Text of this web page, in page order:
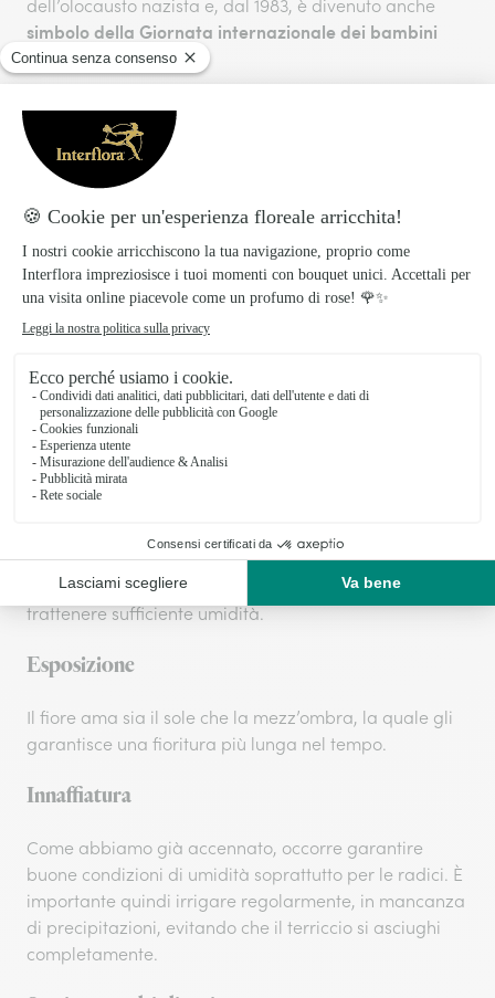
dell’olocausto nazista e, dal 1983, è divenuto anche
simbolo della Giornata internazionale dei bambini
scomparsi.
Una delle ricorrenze più famose in cui si regala questo
fiore è la
Festa dei nonni
delicatezza attribuita al Non ti scordar di me.
Cura e coltivazione del Non ti scordar di me in
giardino
Il Non ti scordar di me è facile da coltivare nelle aiuole,
nei giardini rocciosi ma anche in vaso. Gli esperti
precoce, tra l’estate e l’autunno. L’ideale sono le
sponde di un laghetto, ma è in grado di vivere anche
con le radici completamente sommerse dall’acqua.
Terreno e concimazione
Le piante possono essere messe a dimora verso
ottobre distanziandole di una ventina di centimetri
l’una dall’altra. Il terreno dev’essere ricco e in grado di
trattenere sufficiente umidità.
Esposizione
Il fiore ama sia il sole che la mezz’ombra, la quale gli
garantisce una fioritura più lunga nel tempo.
Innaffiatura
Come abbiamo già accennato, occorre garantire
buone condizioni di umidità soprattutto per le radici. È
importante quindi irrigare regolarmente, in mancanza
di precipitazioni, evitando che il terriccio si asciughi
completamente.